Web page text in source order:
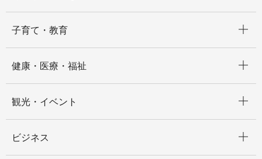
子育て・教育
健康・医療・福祉
観光・イベント
ビジネス